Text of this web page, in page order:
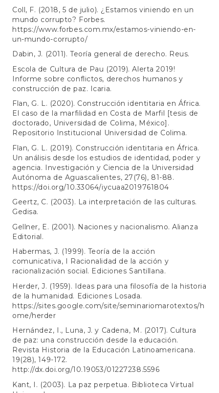
Coll, F. (2018, 5 de julio). ¿Estamos viniendo en un
mundo corrupto? Forbes.
https://www.forbes.com.mx/estamos-viniendo-en-
un-mundo-corrupto/
Dabin, J. (2011). Teoría general de derecho. Reus.
Escola de Cultura de Pau (2019). Alerta 2019!
Informe sobre conflictos, derechos humanos y
construcción de paz. Icaria.
Flan, G. L. (2020). Construcción identitaria en África.
El caso de la marfilidad en Costa de Marfil [tesis de
doctorado, Universidad de Colima, México].
Repositorio Institucional Universidad de Colima.
Flan, G. L. (2019). Construcción identitaria en África.
Un análisis desde los estudios de identidad, poder y
agencia. Investigación y Ciencia de la Universidad
Autónoma de Aguascalientes, 27(76), 81-88.
https://doi.org/10.33064/iycuaa2019761804
Geertz, C. (2003). La interpretación de las culturas.
Gedisa.
Gellner, E. (2001). Naciones y nacionalismo. Alianza
Editorial.
Habermas, J. (1999). Teoría de la acción
comunicativa, I Racionalidad de la acción y
racionalización social. Ediciones Santillana.
Herder, J. (1959). Ideas para una filosofía de la historia
de la humanidad. Ediciones Losada.
https://sites.google.com/site/seminariomarotextos/h
ome/herder
Hernández, I., Luna, J. y Cadena, M. (2017). Cultura
de paz: una construcción desde la educación.
Revista Historia de la Educación Latinoamericana.
19(28), 149-172.
http://dx.doi.org/10.19053/01227238.5596
Kant, I. (2003). La paz perpetua. Biblioteca Virtual